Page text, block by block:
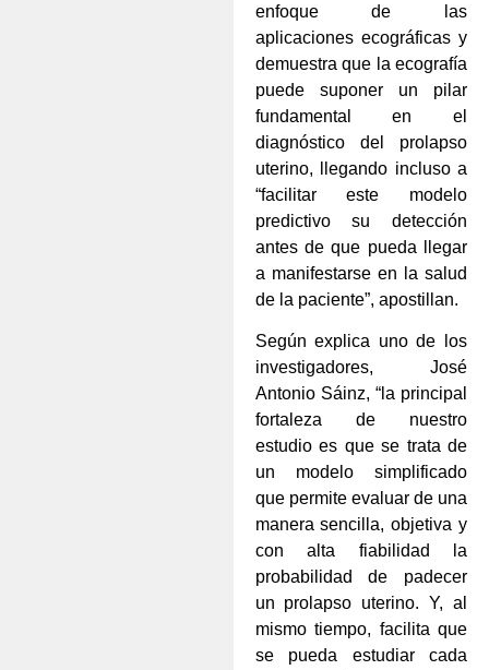
enfoque de las
aplicaciones ecográficas y
demuestra que la ecografía
puede suponer un pilar
fundamental en el
diagnóstico del prolapso
uterino, llegando incluso a
“facilitar este modelo
predictivo su detección
antes de que pueda llegar
a manifestarse en la salud
de la paciente”, apostillan.
Según explica uno de los
investigadores, José
Antonio Sáinz, “la principal
fortaleza de nuestro
estudio es que se trata de
un modelo simplificado
que permite evaluar de una
manera sencilla, objetiva y
con alta fiabilidad la
probabilidad de padecer
un prolapso uterino. Y, al
mismo tiempo, facilita que
se pueda estudiar cada